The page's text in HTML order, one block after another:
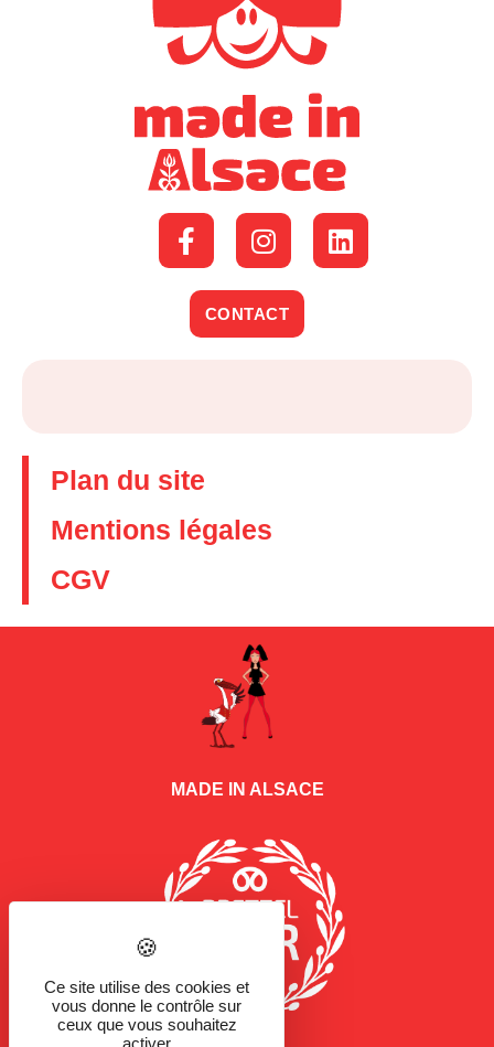
CONTACT
Plan du site
Mentions légales
CGV
MADE IN ALSACE
Ce site utilise des cookies et
vous donne le contrôle sur
ceux que vous souhaitez
activer